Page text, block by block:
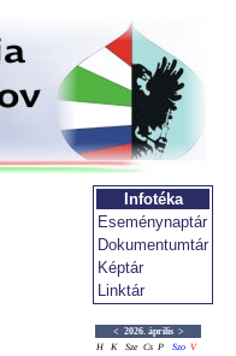
Infotéka
Eseménynaptár
Dokumentumtár
Képtár
Linktár
< 2026. április >
H
K Sze Cs P Szo V